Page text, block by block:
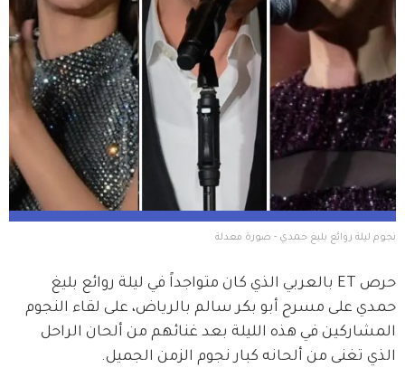
نجوم ليلة روائع بليغ حمدي - صورة معدلة
حرص ET بالعربي الذي كان متواجداً في ليلة روائع بليغ
حمدي على مسرح أبو بكر سالم بالرياض، على لقاء النجوم
المشاركين في هذه الليلة بعد غنائهم من ألحان الراحل
الذي تغنى من ألحانه كبار نجوم الزمن الجميل.